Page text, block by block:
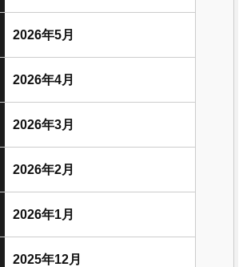
2026年5月
2026年4月
2026年3月
2026年2月
2026年1月
2025年12月